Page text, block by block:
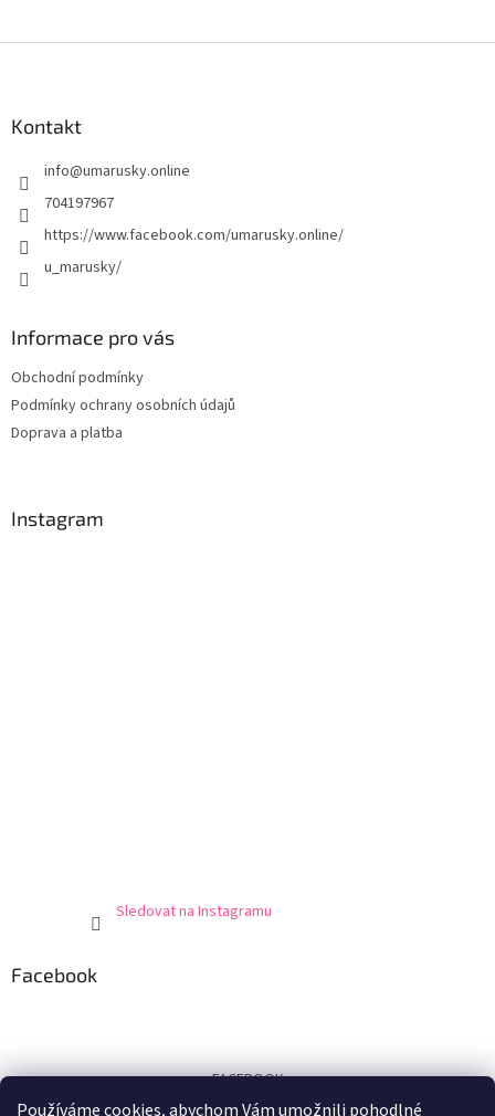
Používáme cookies, abychom Vám umožnili pohodlné
Kontakt
info@umarusky.online
704197967
https://www.facebook.com/umarusky.online/
u_marusky/
Informace pro vás
Obchodní podmínky
Podmínky ochrany osobních údajů
Doprava a platba
Instagram
Sledovat na Instagramu
Facebook
FACEBOOK